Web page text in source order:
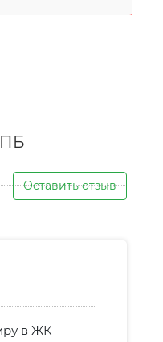
Оставить отзыв
в ЖК